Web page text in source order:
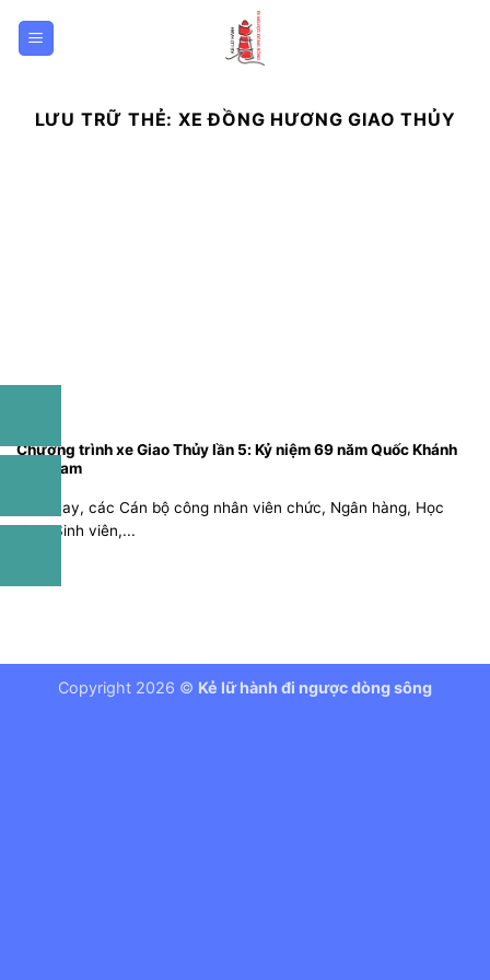
qua
LƯU TRỮ THẺ: XE ĐỒNG HƯƠNG GIAO THỦY
Chương trình xe Giao Thủy lần 5: Kỷ niệm 69 năm Quốc Khánh
Việt Nam
Năm nay, các Cán bộ công nhân viên chức, Ngân hàng, Học
sinh, Sinh viên,...
Copyright 2026 © Kẻ lữ hành đi ngược dòng sông